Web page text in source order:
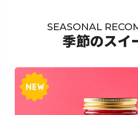
SEASONAL
季節のスイ